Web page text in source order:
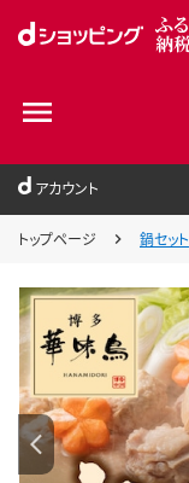
アカウント
トップページ 鍋セット